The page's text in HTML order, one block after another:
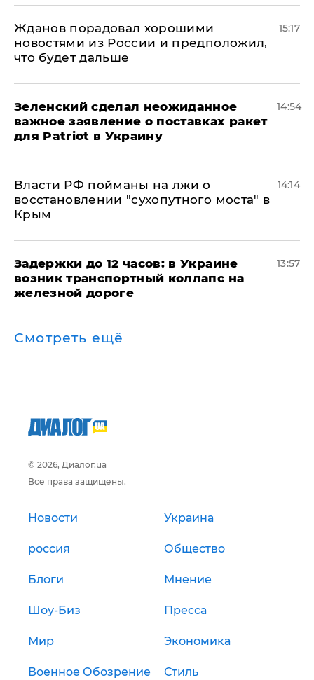
Жданов порадовал хорошими
новостями из России и предположил,
что будет дальше
15:17
Зеленский сделал неожиданное
важное заявление о поставках ракет
для Patriot в Украину
14:54
Власти РФ пойманы на лжи о
восстановлении "сухопутного моста" в
Крым
14:14
Задержки до 12 часов: в Украине
возник транспортный коллапс на
железной дороге
13:57
Смотреть ещё
© 2026, Диалог.ua
Все права защищены.
Новости Украина
россия Общество
Блоги Мнение
Шоу-Биз Пресса
Мир Экономика
Военное Обозрение Стиль